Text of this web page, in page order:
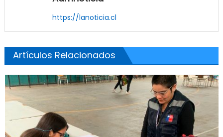
https://lanoticia.cl
Artículos Relacionados